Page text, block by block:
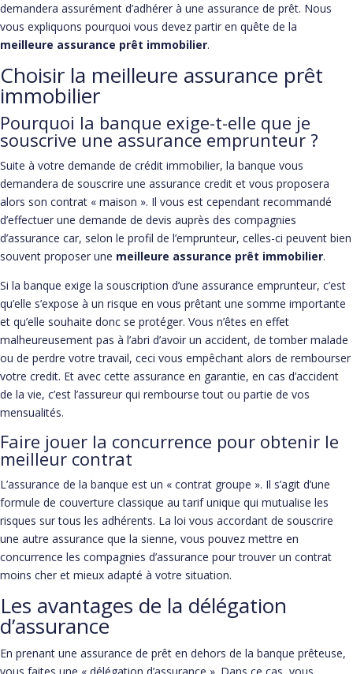
demandera assurément d’adhérer à une assurance de prêt. Nous
vous expliquons pourquoi vous devez partir en quête de la
meilleure assurance prêt immobilier.
Choisir la meilleure assurance prêt
immobilier
Pourquoi la banque exige-t-elle que je
souscrive une assurance emprunteur ?
Suite à votre demande de crédit immobilier, la banque vous
demandera de souscrire une assurance credit et vous proposera
alors son contrat « maison ». Il vous est cependant recommandé
d’effectuer une demande de devis auprès des compagnies
d’assurance car, selon le profil de l’emprunteur, celles-ci peuvent bien
souvent proposer une meilleure assurance prêt immobilier.
Si la banque exige la souscription d’une assurance emprunteur, c’est
qu’elle s’expose à un risque en vous prêtant une somme importante
et qu’elle souhaite donc se protéger. Vous n’êtes en effet
malheureusement pas à l’abri d’avoir un accident, de tomber malade
ou de perdre votre travail, ceci vous empêchant alors de rembourser
votre credit. Et avec cette assurance en garantie, en cas d’accident
de la vie, c’est l’assureur qui rembourse tout ou partie de vos
mensualités.
Faire jouer la concurrence pour obtenir le
meilleur contrat
L’assurance de la banque est un « contrat groupe ». Il s’agit d’une
formule de couverture classique au tarif unique qui mutualise les
risques sur tous les adhérents. La loi vous accordant de souscrire
une autre assurance que la sienne, vous pouvez mettre en
concurrence les compagnies d’assurance pour trouver un contrat
moins cher et mieux adapté à votre situation.
Les avantages de la délégation
d’assurance
En prenant une assurance de prêt en dehors de la banque prêteuse,